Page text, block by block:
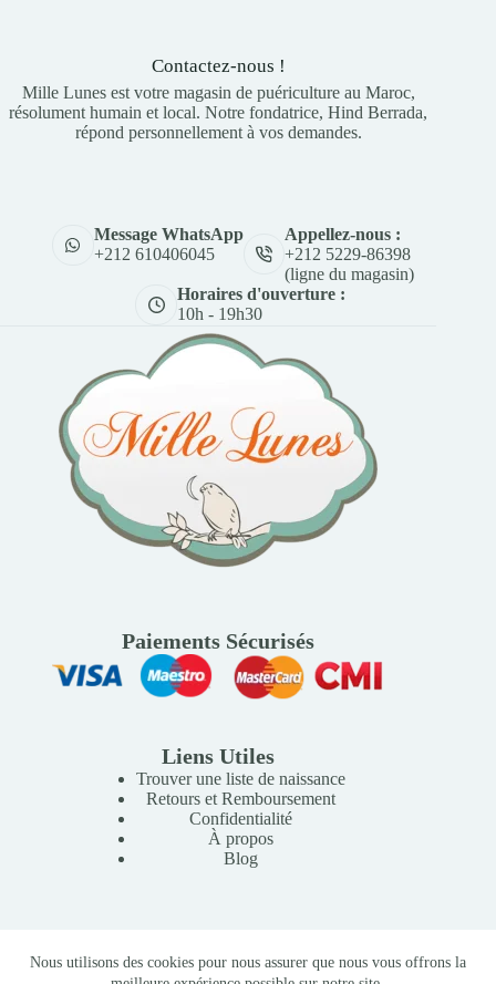
Nous utilisons des cookies pour nous assurer que nous vous offrons la
Contactez-nous !
Mille Lunes est votre magasin de puériculture au Maroc,
résolument humain et local. Notre fondatrice, Hind Berrada,
répond personnellement à vos demandes.
Message WhatsApp
+212 610406045
Appellez-nous :
+212 5229-86398
(ligne du magasin)
Horaires d'ouverture :
10h - 19h30
Paiements Sécurisés
Liens Utiles
Trouver une liste de naissance
Retours et Remboursement
Confidentialité
À propos
Blog
Copyright © 2026 Mille Lunes - Création du site :
Baptiste
-Conditions Générales de Vente